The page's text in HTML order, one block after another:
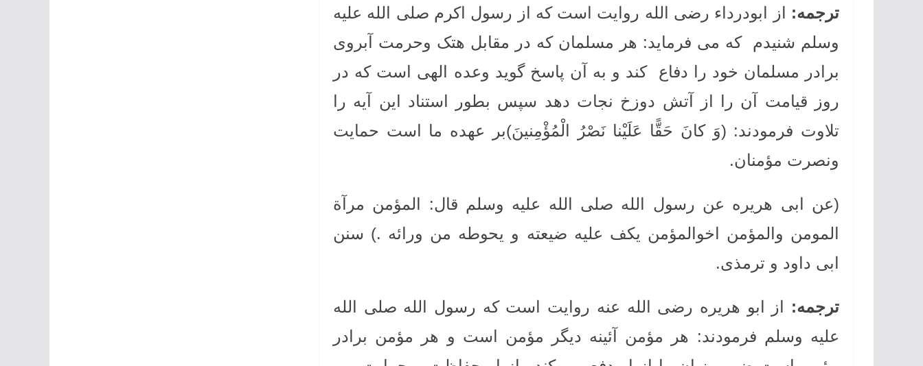
ترجمه: از ابودرداء رضی الله روایت است که از رسول اکرم صلی الله علیه
وسلم شنیدم که می فرماید: هر مسلمان که در مقابل هتک وحرمت آبروی
برادر مسلمان خود را دفاع کند و به آن پاسخ گوید وعده الهی است که در
روز قیامت آن را از آتش دوزخ نجات دهد سپس بطور استناد این آیه را
تلاوت فرمودند: (وَ کانَ حَقًّا عَلَيْنا نَصْرُ الْمُؤْمِنينَ)بر عهده ما است حمایت
ونصرت مؤمنان.
(عن ابی هریره عن رسول الله صلی الله علیه وسلم قال: المؤمن مرآة
المومن والمؤمن اخوالمؤمن یکف علیه ضیعته و یحوطه من ورائه .) سنن
ابی داود و ترمذی.
ترجمه: از ابو هریره رضی الله عنه روایت است که رسول الله صلی الله
علیه وسلم فرمودند: هر مؤمن آئینه دیگر مؤمن است و هر مؤمن برادر